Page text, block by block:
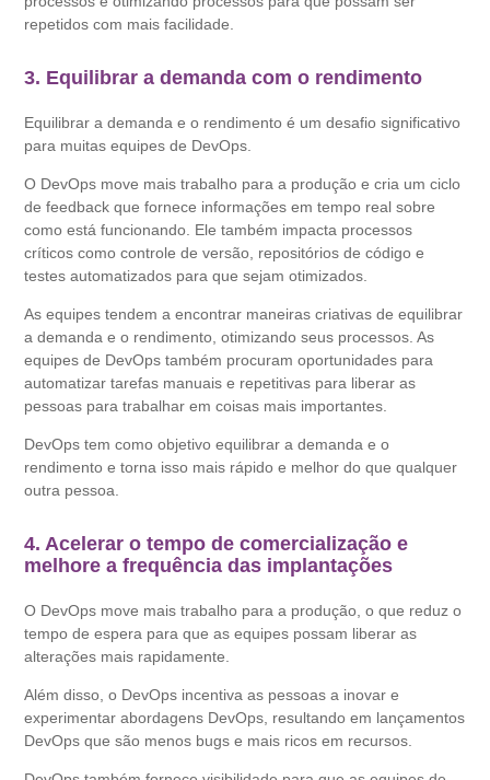
repetidos com mais facilidade.
3. Equilibrar a demanda com o rendimento
Equilibrar a demanda e o rendimento é um desafio significativo
para muitas equipes de DevOps.
O DevOps move mais trabalho para a produção e cria um ciclo
de feedback que fornece informações em tempo real sobre
como está funcionando. Ele também impacta processos
críticos como controle de versão, repositórios de código e
testes automatizados para que sejam otimizados.
As equipes tendem a encontrar maneiras criativas de equilibrar
a demanda e o rendimento, otimizando seus processos. As
equipes de DevOps também procuram oportunidades para
automatizar tarefas manuais e repetitivas para liberar as
pessoas para trabalhar em coisas mais importantes.
DevOps tem como objetivo equilibrar a demanda e o
rendimento e torna isso mais rápido e melhor do que qualquer
outra pessoa.
4. Acelerar o tempo de comercialização e
melhore a frequência das implantações
O DevOps move mais trabalho para a produção, o que reduz o
tempo de espera para que as equipes possam liberar as
alterações mais rapidamente.
Além disso, o DevOps incentiva as pessoas a inovar e
experimentar abordagens DevOps, resultando em lançamentos
DevOps que são menos bugs e mais ricos em recursos.